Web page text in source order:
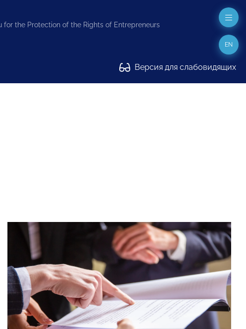
for the Protection of the Rights of Entrepreneurs
Версия для слабовидящих
EN